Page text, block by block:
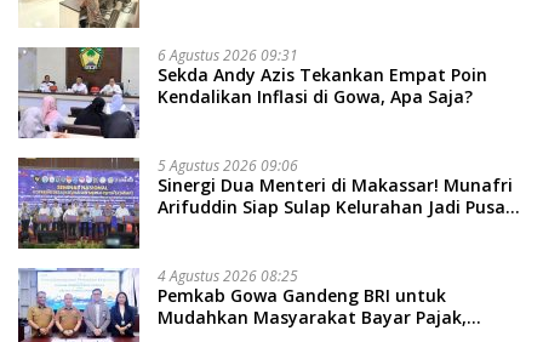
6 Agustus 2026 09:31
Sekda Andy Azis Tekankan Empat Poin
Kendalikan Inflasi di Gowa, Apa Saja?
5 Agustus 2026 09:06
Sinergi Dua Menteri di Makassar! Munafri
Arifuddin Siap Sulap Kelurahan Jadi Pusat
4 Agustus 2026 08:25
Pemkab Gowa Gandeng BRI untuk
Mudahkan Masyarakat Bayar Pajak,